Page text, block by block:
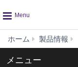
global
navigation
ホーム 製品情報
メニュー